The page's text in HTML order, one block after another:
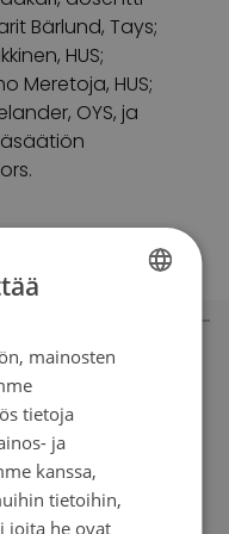
Bärlund, Tays;
HUS;
Meretoja, HUS;
OYS, ja
on löytää
Mitä
SWEDISH
mainosten
tietoja
ja
kanssa,
tietoihin,
joita he ovat